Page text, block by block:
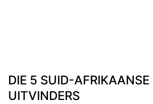
DIE 5 SUID-AFRIKAANSE
UITVINDERS